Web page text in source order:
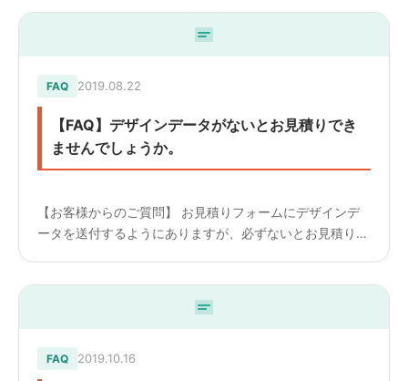
FAQ 2019.08.22
【FAQ】デザインデータがないとお見積りでき
ませんでしょうか。
【お客様からのご質問】 お見積りフォームにデザインデ
ータを送付するようにありますが、必ずないとお見積りは
FAQ 2019.10.16